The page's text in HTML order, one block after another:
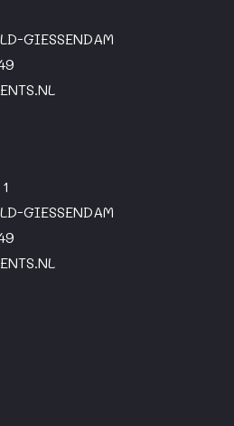
GIESSENDAM
GIESSENDAM